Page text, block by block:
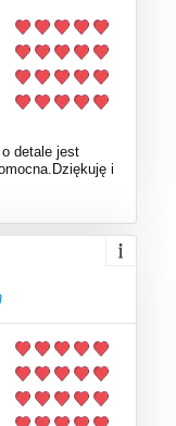
detale jest
i